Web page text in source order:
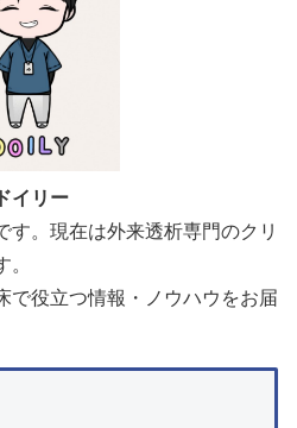
ドイリー
す。現在は外来透析専門のクリ
で役立つ情報・ノウハウをお届